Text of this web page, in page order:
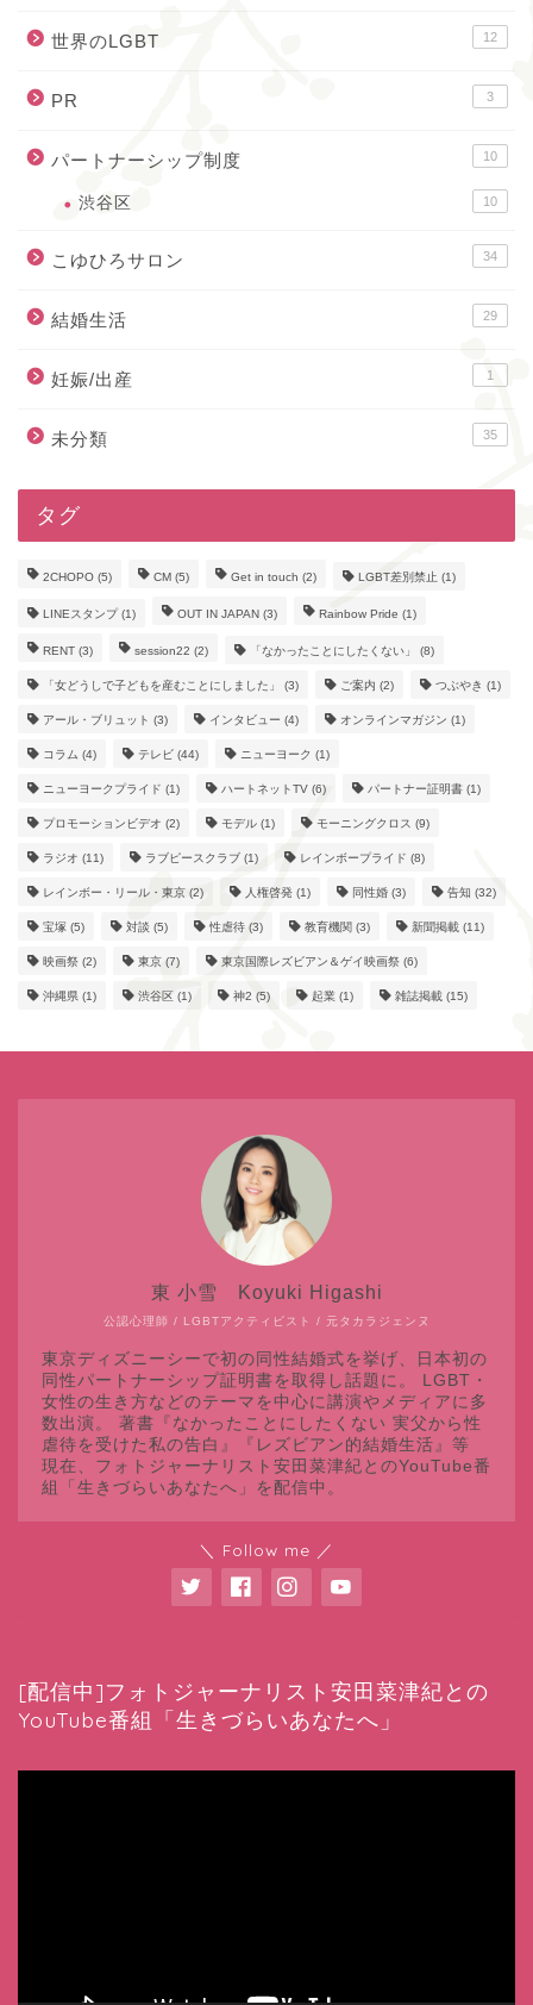
世界のLGBT 12
PR 3
パートナーシップ制度 10
渋谷区 10
こゆひろサロン 34
結婚生活 29
妊娠/出産 1
未分類 35
タグ
2CHOPO (5) CM (5) Get in touch (2) LGBT差別禁止 (1)
LINEスタンプ(1) OUT IN JAPAN (3) Rainbow Pride (1)
RENT (3) session22 (2) 「なかったことにしたくない」 (8)
「女どうしで子どもを産むことにしました」 (3) ご案内 (2) つぶやき (1)
アール・ブリュット (3) インタビュー (4) オンラインマガジン (1)
コラム (4) テレビ (44) ニューヨーク (1)
ニューヨークプライド (1) ハートネットTV (6) パートナー証明書 (1)
プロモーションビデオ (2) モデル (1) モーニングクロス (9)
ラジオ (11) ラブピースクラブ (1) レインボープライド (8)
レインボー・リール・東京 (2) 人権啓発 (1) 同性婚 (3) 告知 (32)
宝塚 (5) 対談 (5) 性虐待 (3) 教育機関 (3) 新聞掲載 (11)
映画祭 (2) 東京 (7) 東京国際レズビアン＆ゲイ映画祭 (6)
沖縄県 (1) 渋谷区 (1) 神2 (5) 起業 (1) 雑誌掲載 (15)
公認心理師 / LGBTアクティビスト / 元タカラジェンヌ
東 小雪 Koyuki Higashi
東京ディズニーシーで初の同性結婚式を挙げ、日本初の
同性パートナーシップ証明書を取得し話題に。 LGBT・
女性の生き方などのテーマを中心に講演やメディアに多
数出演。 著書『なかったことにしたくない 実父から性
虐待を受けた私の告白』『レズビアン的結婚生活』等
現在、フォトジャーナリスト安田菜津紀とのYouTube番
組「生きづらいあなたへ」を配信中。
＼ Follow me ／
[配信中]フォトジャーナリスト安田菜津紀との
YouTube番組「生きづらいあなたへ」